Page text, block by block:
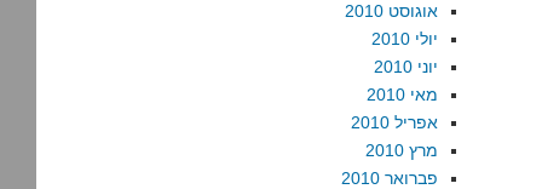
אוגוסט 2010
יולי 2010
יוני 2010
מאי 2010
אפריל 2010
מרץ 2010
פברואר 2010